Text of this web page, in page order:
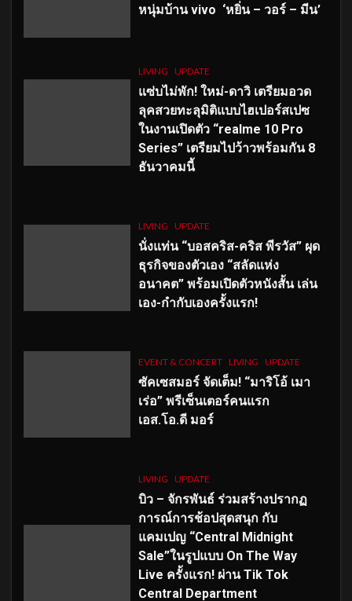
หนุ่มบ้าน vivo ‘หยิ่น – วอร์ – มีน’
LIVING UPDATE
แซ่บไม่พัก! ใหม่-ดาวิ เตรียมอวด
ลุคสวยทะลุมิติแบบไฮเปอร์สเปซ
ในงานเปิดตัว “realme 10 Pro
Series” เตรียมไปว้าวพร้อมกัน 8
ธันวาคมนี้
LIVING UPDATE
นั่งแท่น “บอสคริส-คริส พีรวัส” ผุด
ธุรกิจของตัวเอง “สลัดแห่ง
อนาคต” พร้อมเปิดตัวหนังสั้น เล่น
เอง-กำกับเองครั้งแรก!
EVENT & CONCERT LIVING UPDATE
ซัคเซสมอร์ จัดเต็ม! “มาริโอ้ เมา
เร่อ” พรีเซ็นเตอร์คนแรก
เอส.โอ.ดี มอร์
LIVING UPDATE
บิว – จักรพันธ์ ร่วมสร้างปรากฏ
การณ์การช้อปสุดสนุก กับ
แคมเปญ “Central Midnight
Sale”ในรูปแบบ On The Way
Live ครั้งแรก! ผ่าน Tik Tok
Central Department